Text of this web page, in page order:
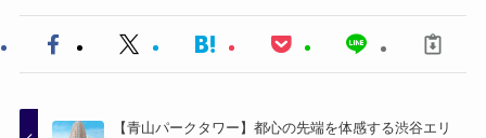
【青山パークタワー】都心の先端を体感する渋谷エリ